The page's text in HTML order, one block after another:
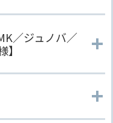
／ジュノバ／